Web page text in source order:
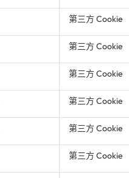
第三方 Cookie
第三方 Cookie
第三方 Cookie
第三方 Cookie
第三方 Cookie
第三方 Cookie